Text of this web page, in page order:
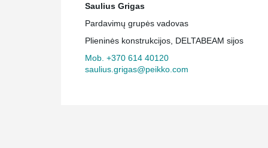
Saulius Grigas
Pardavimų grupės vadovas
Plieninės konstrukcijos, DELTABEAM sijos
Mob. +370 614 40120
saulius.grigas@peikko.com